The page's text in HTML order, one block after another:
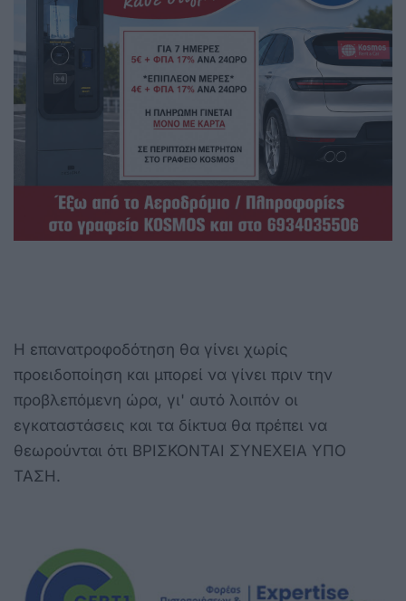
Η επανατροφοδότηση θα γίνει χωρίς
προειδοποίηση και μπορεί να γίνει πριν την
προβλεπόμενη ώρα, γι' αυτό λοιπόν οι
εγκαταστάσεις και τα δίκτυα θα πρέπει να
θεωρούνται ότι ΒΡΙΣΚΟΝΤΑΙ ΣΥΝΕΧΕΙΑ ΥΠΟ
ΤΑΣΗ.